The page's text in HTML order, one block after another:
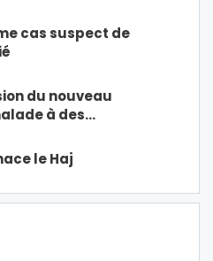
cas suspect de
du nouveau
à des…
le Haj